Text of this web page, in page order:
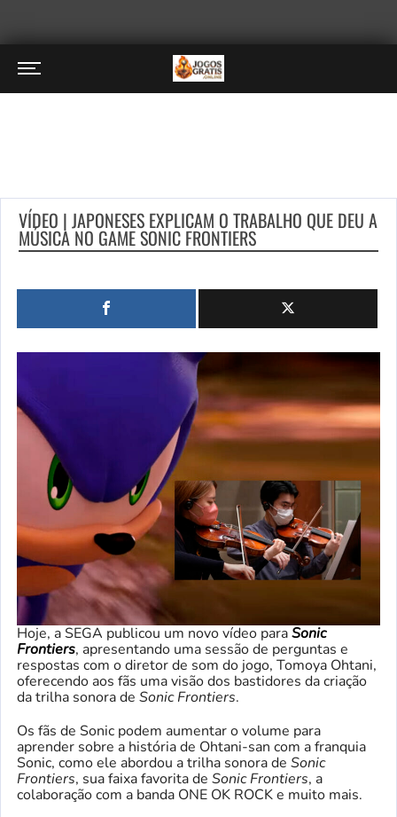
VÍDEO | JAPONESES EXPLICAM O TRABALHO QUE DEU A
MÚSICA NO GAME SONIC FRONTIERS
Hoje, a SEGA publicou um novo vídeo paraSonic
Frontiers, apresentando uma sessão de perguntas e
respostas com o diretor de som do jogo, Tomoya Ohtani,
oferecendo aos fãs uma visão dos bastidores da criação
da trilha sonora de Sonic Frontiers.
Os fãs de Sonic podem aumentar o volume para
aprender sobre a história de Ohtani-san com a franquia
Sonic, como ele abordou a trilha sonora de Sonic
Frontiers, sua faixa favorita de Sonic Frontiers, a
colaboração com a banda ONE OK ROCK e muito mais.